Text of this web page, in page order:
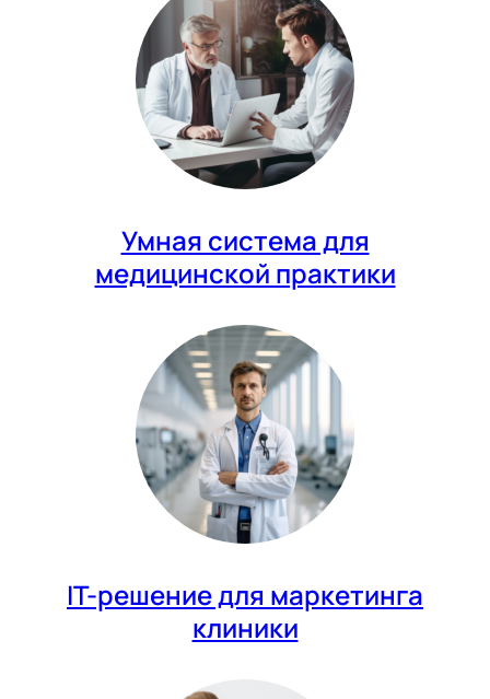
Умная система для
медицинской практики
IT-решение для маркетинга
клиники